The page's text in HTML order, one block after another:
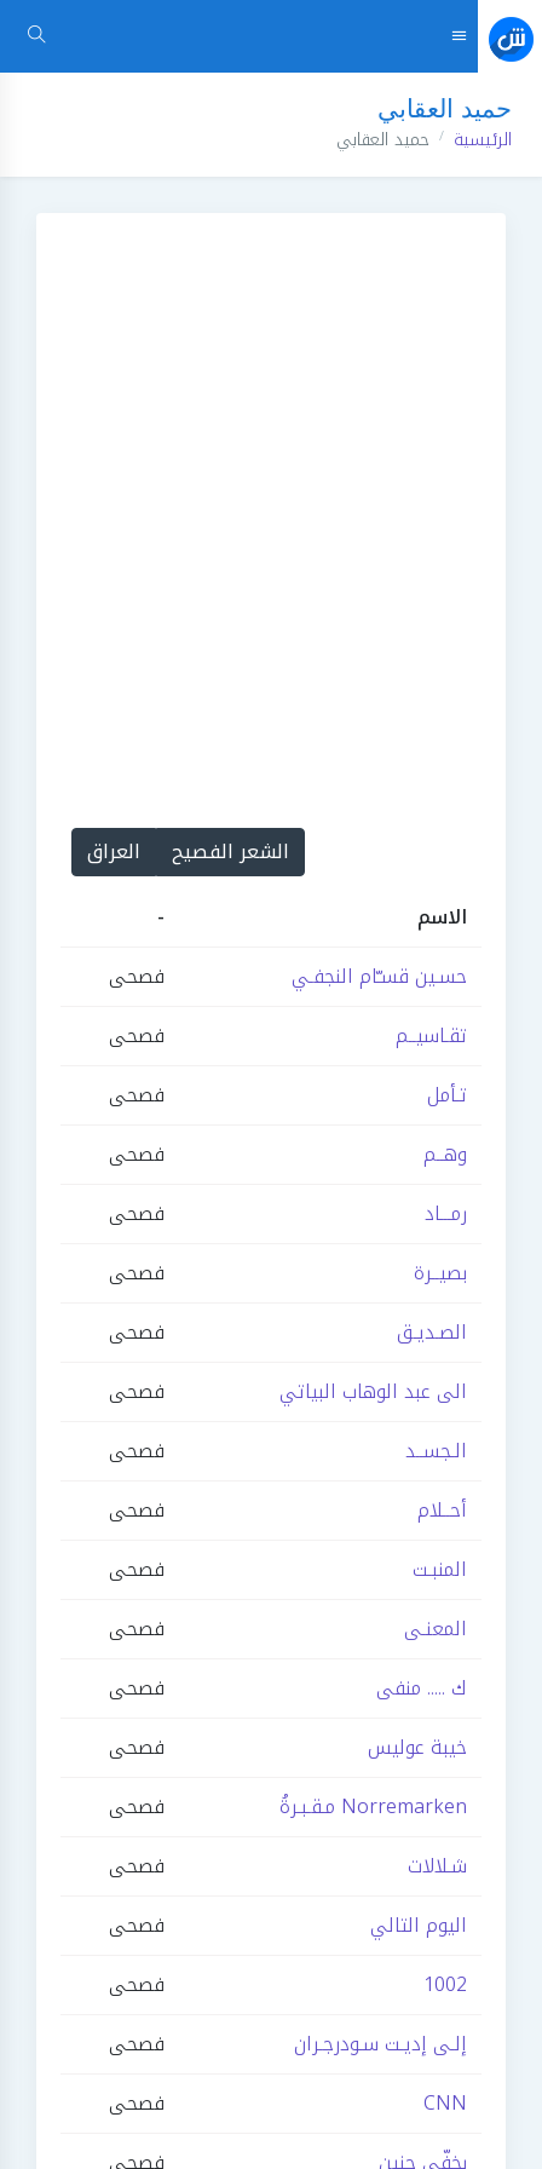
حميد العقابي
الرئيسية حميد العقابي
الشعر الفصيح
العراق
الاسم
-
حسـين قسـّام النجفـي
فصحى
تقـاسيــم
فصحى
تـأمل
فصحى
وهــم
فصحى
رمـــاد
فصحى
بصيــرة
فصحى
الصـديـق
فصحى
الى عبد الوهاب البياتي
فصحى
الـجســد
فصحى
أحــلام
فصحى
المنبـت
فصحى
المعنـى
فصحى
ك ..... منفى
فصحى
خيبة عوليس
فصحى
Norremarken مـقـبـرةُ
فصحى
شـلالات
فصحى
اليوم التالي
فصحى
1002
فصحى
إلـى إديـت سـودرجـران
فصحى
CNN
فصحى